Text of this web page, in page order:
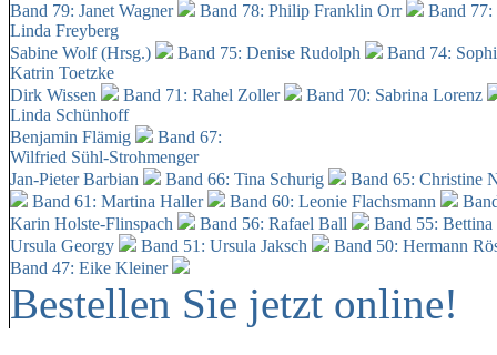
Band 79: Janet Wagner Band 78: Philip Franklin Orr
Band
Linda Freyberg
Sabine Wolf (Hrsg.)
Band 75: Denise Rudolph
Band 74:
Katrin Toetzke
Dirk Wissen
Band 71: Rahel Zoller
Band 70: Sabrina Lorenz
Linda Schünhoff
Benjamin Flämig
Band 67:
Wilfried Sühl-Strohmenger
Jan-Pieter Barbian
Band 66: Tina Schurig
Band 65: Christine
Band 61: Martina Haller
Band 60: Leonie Flachsmann
Karin Holste-Flinspach
Band 56: Rafael Ball
Band 55:
Ursula Georgy
Band 51: Ursula Jaksch Band 50: Hermann
Band 47: Eike Kleiner
Bestellen Sie jetzt online!